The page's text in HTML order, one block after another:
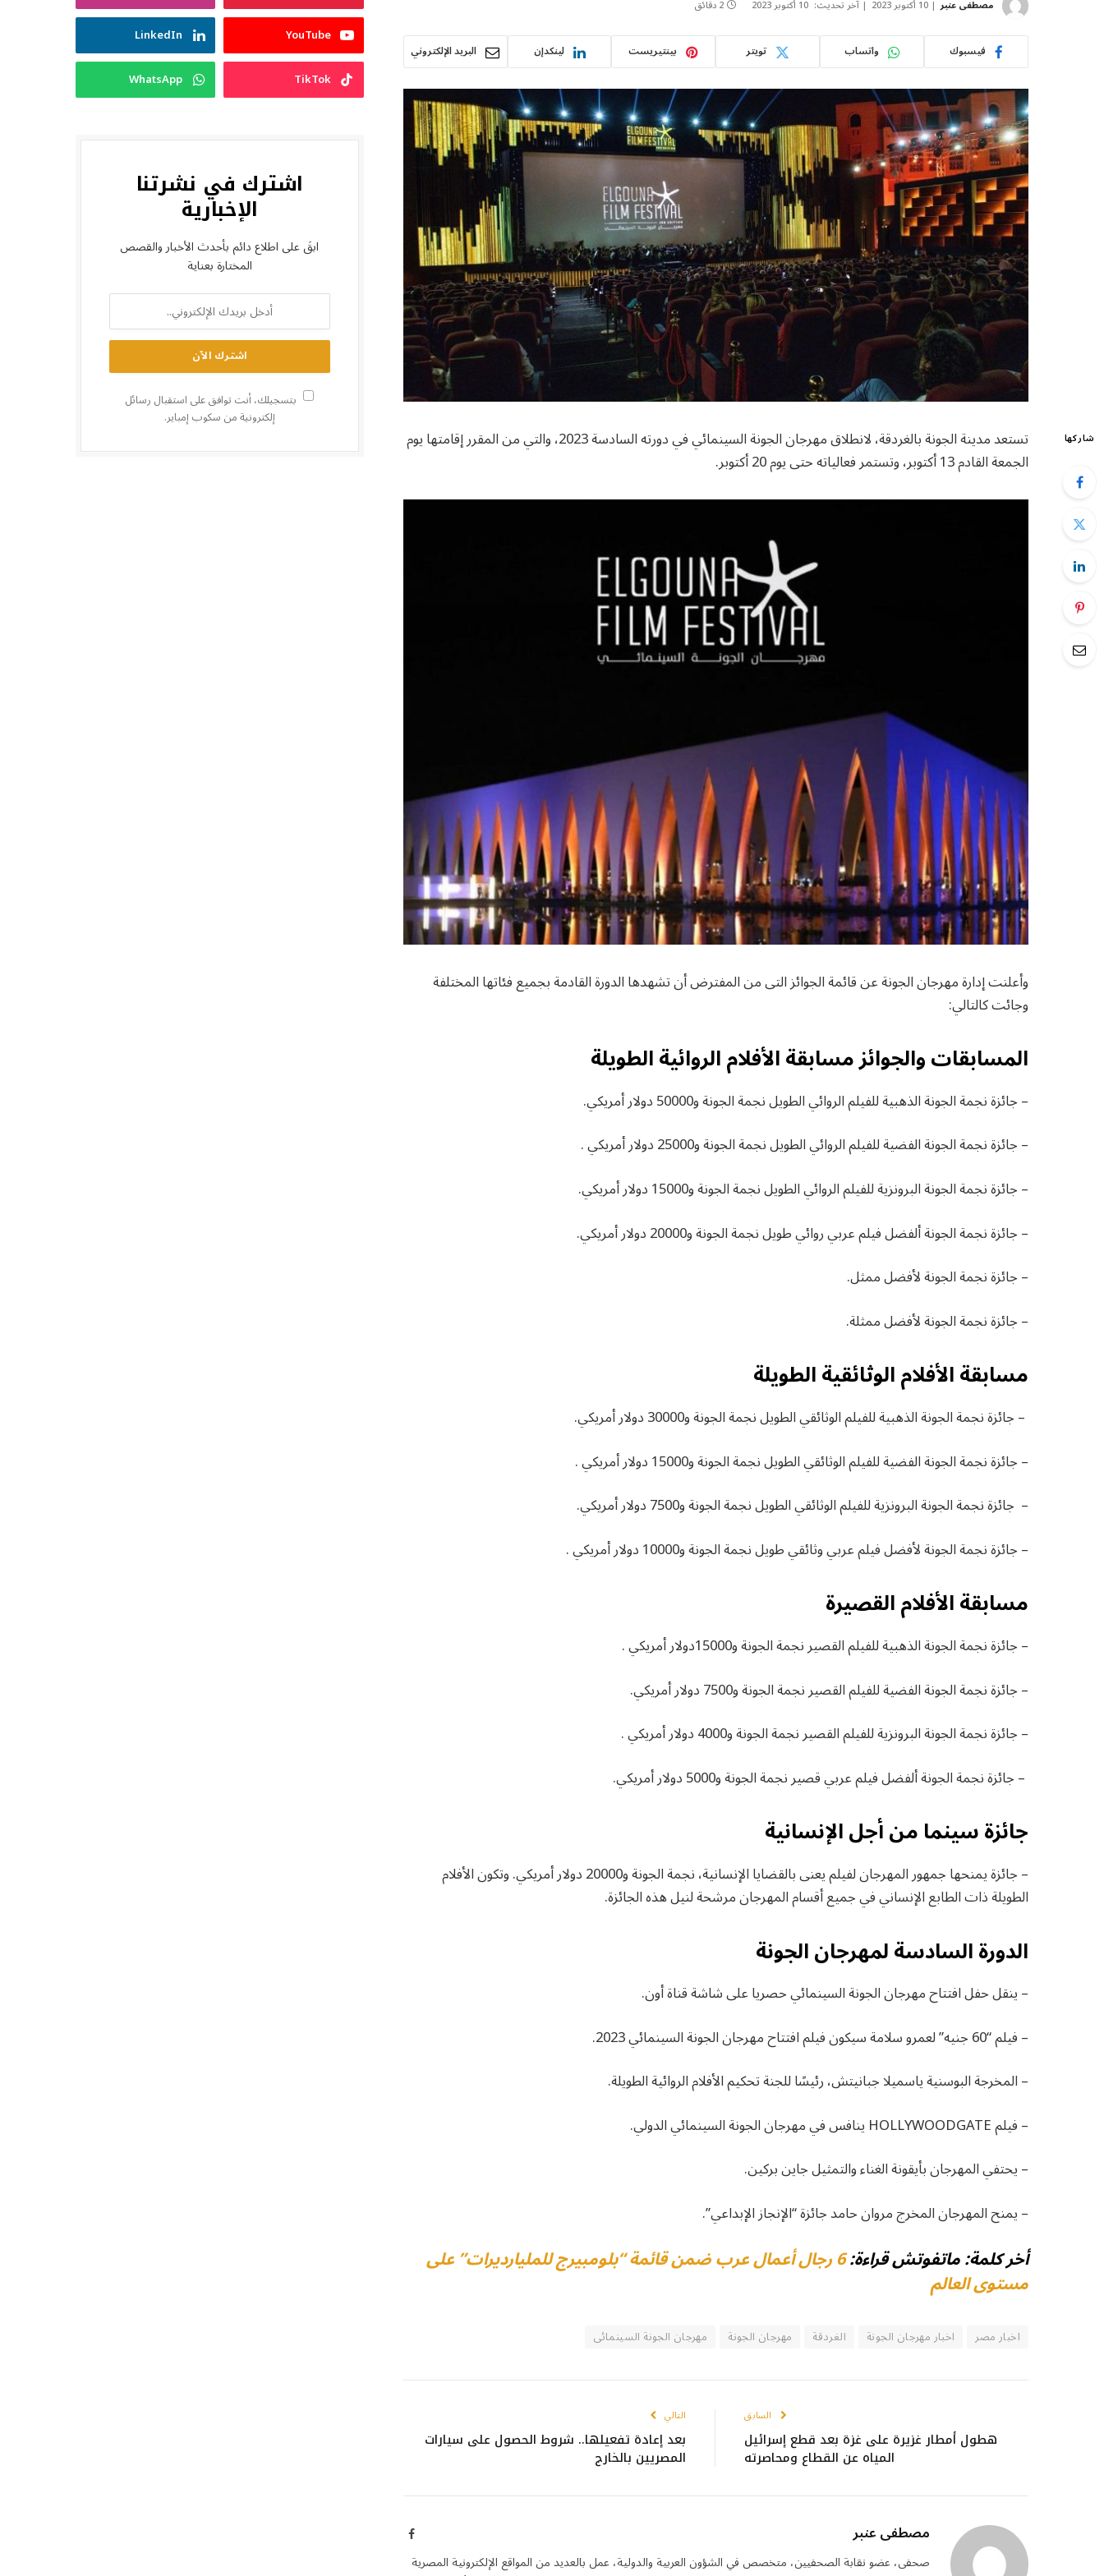
مصطفى عنبر 10 أكتوبر 2023 آخر تحديث: 10 أكتوبر 2023 2 دقائق
فيسبوك واتساب تويتر بينتيريست لينكدإن البريد الإلكتروني
شاركها
تستعد مدينة الجونة بالغردقة، لانطلاق مهرجان الجونة السينمائي في دورته السادسة 2023، والتي من المقرر إقامتها يوم
الجمعة القادم 13 أكتوبر، وتستمر فعالياته حتى يوم 20 أكتوبر.
وأعلنت إدارة مهرجان الجونة عن قائمة الجوائز التى من المفترض أن تشهدها الدورة القادمة بجميع فئاتها المختلفة
وجائت كالتالي:
المسابقات والجوائز مسابقة الأفلام الروائية الطويلة
– جائزة نجمة الجونة الذهبية للفيلم الروائي الطويل نجمة الجونة و50000 دولار أمريكي.
– جائزة نجمة الجونة الفضية للفيلم الروائي الطويل نجمة الجونة و25000 دولار أمريكي .
– جائزة نجمة الجونة البرونزية للفيلم الروائي الطويل نجمة الجونة و15000 دولار أمريكي.
– جائزة نجمة الجونة ألفضل فيلم عربي روائي طويل نجمة الجونة و20000 دولار أمريكي.
– جائزة نجمة الجونة لأفضل ممثل.
– جائزة نجمة الجونة لأفضل ممثلة.
مسابقة الأفلام الوثائقية الطويلة
– جائزة نجمة الجونة الذهبية للفيلم الوثائقي الطويل نجمة الجونة و30000 دولار أمريكي.
– جائزة نجمة الجونة الفضية للفيلم الوثائقي الطويل نجمة الجونة و15000 دولار أمريكي .
– جائزة نجمة الجونة البرونزية للفيلم الوثائقي الطويل نجمة الجونة و7500 دولار أمريكي.
– جائزة نجمة الجونة لأفضل فيلم عربي وثائقي طويل نجمة الجونة و10000 دولار أمريكي .
مسابقة الأفلام القصيرة
– جائزة نجمة الجونة الذهبية للفيلم القصير نجمة الجونة و15000دولار أمريكي .
– جائزة نجمة الجونة الفضية للفيلم القصير نجمة الجونة و7500 دولار أمريكي.
– جائزة نجمة الجونة البرونزية للفيلم القصير نجمة الجونة و4000 دولار أمريكي .
– جائزة نجمة الجونة ألفضل فيلم عربي قصير نجمة الجونة و5000 دولار أمريكي.
جائزة سينما من أجل الإنسانية
– جائزة يمنحها جمهور المهرجان لفيلم يعنى بالقضايا الإنسانية، نجمة الجونة و20000 دولار أمريكي. وتكون الأفلام
الطويلة ذات الطابع الإنساني في جميع أقسام المهرجان مرشحة لنيل هذه الجائزة.
الدورة السادسة لمهرجان الجونة
– ينقل حفل افتتاح مهرجان الجونة السينمائي حصريا على شاشة قناة أون.
– فيلم “60 جنيه” لعمرو سلامة سيكون فيلم افتتاح مهرجان الجونة السينمائي 2023.
– المخرجة البوسنية ياسميلا جبانيتش، رئيسًا للجنة تحكيم الأفلام الروائية الطويلة.
– فيلم HOLLYWOODGATE ينافس في مهرجان الجونة السينمائي الدولي.
– يحتفي المهرجان بأيقونة الغناء والتمثيل جاين بركين.
– يمنح المهرجان المخرج مروان حامد جائزة “الإنجاز الإبداعي”.
أخر كلمة: ماتفوتش قراءة: 6 رجال أعمال عرب ضمن قائمة “بلومبيرج للمليارديرات” على
مستوى العالم
اخبار مصر اخبار مهرجان الجونة الغردقة مهرجان الجونة مهرجان الجونة السينمائى
السابق
هطول أمطار غزيرة على غزة بعد قطع إسرائيل
المياه عن القطاع ومحاصرته
التالي
بعد إعادة تفعيلها.. شروط الحصول على سيارات
المصريين بالخارج
مصطفى عنبر فيسبوك
صحفى، عضو نقابة الصحفيين، متخصص في الشؤون العربية والدولية، عمل بالعديد من المواقع الإلكترونية المصرية
YouTube
LinkedIn
TikTok
WhatsApp
اشترك في نشرتنا
الإخبارية
ابقَ على اطلاع دائم بأحدث الأخبار والقصص
المختارة بعناية
بتسجيلك، أنت توافق على استقبال رسائل
إلكترونية من سكوب إمباير.